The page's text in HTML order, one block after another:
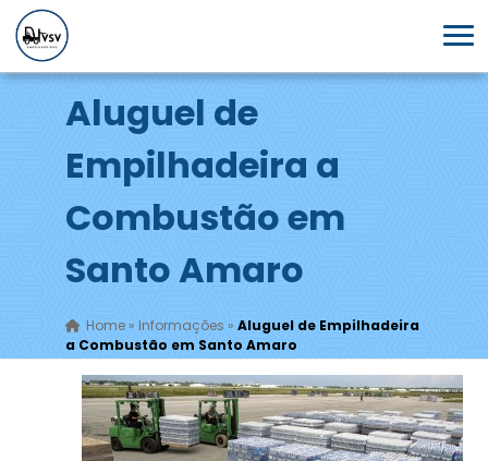
Aluguel de
Empilhadeira a
Combustão em
Santo Amaro
Home» Informações » Aluguel de Empilhadeira
a Combustão em Santo Amaro